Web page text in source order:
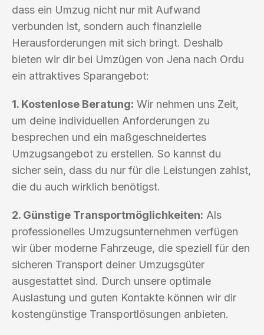
dass ein Umzug nicht nur mit Aufwand
verbunden ist, sondern auch finanzielle
Herausforderungen mit sich bringt. Deshalb
bieten wir dir bei Umzügen von Jena nach Ordu
ein attraktives Sparangebot:
1. Kostenlose Beratung: Wir nehmen uns Zeit,
um deine individuellen Anforderungen zu
besprechen und ein maßgeschneidertes
Umzugsangebot zu erstellen. So kannst du
sicher sein, dass du nur für die Leistungen zahlst,
die du auch wirklich benötigst.
2. Günstige Transportmöglichkeiten: Als
professionelles Umzugsunternehmen verfügen
wir über moderne Fahrzeuge, die speziell für den
sicheren Transport deiner Umzugsgüter
ausgestattet sind. Durch unsere optimale
Auslastung und guten Kontakte können wir dir
kostengünstige Transportlösungen anbieten.